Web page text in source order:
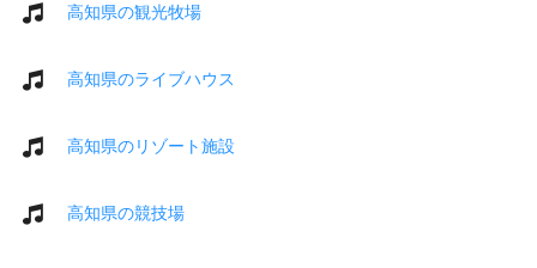
高知県の観光牧場
高知県のライブハウス
高知県のリゾート施設
高知県の競技場